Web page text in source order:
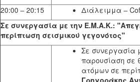
20:00 – 20:15
Διάλειμμα –
Σε συνεργασία με την Ε.Μ.Α.Κ.:
περίπτωση σεισμικού γεγονότος"
Σε συνεργασία
παρουσίαση σε
ατόμων σε
Γρηγοράκης